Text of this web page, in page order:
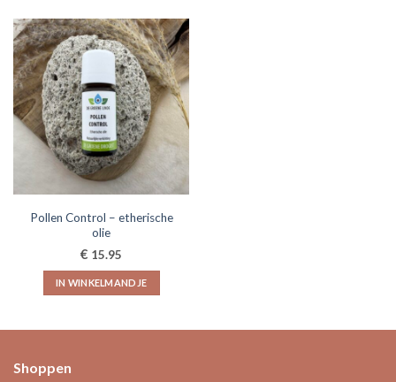
Pollen Control – etherische
olie
€ 15.95
IN WINKELMANDJE
Shoppen